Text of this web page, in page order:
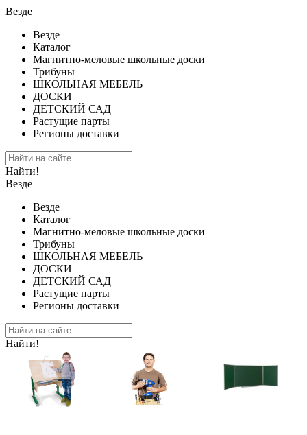
Везде
Везде
Каталог
Магнитно-меловые школьные доски
Трибуны
ШКОЛЬНАЯ МЕБЕЛЬ
ДОСКИ
ДЕТСКИЙ САД
Растущие парты
Регионы доставки
Найти!
Везде
Везде
Каталог
Магнитно-меловые школьные доски
Трибуны
ШКОЛЬНАЯ МЕБЕЛЬ
ДОСКИ
ДЕТСКИЙ САД
Растущие парты
Регионы доставки
Найти!